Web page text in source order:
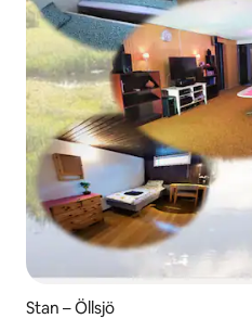
Stan – Öllsjö